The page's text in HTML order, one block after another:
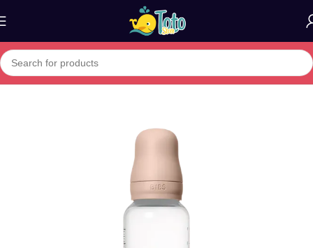
Home»Boutique»Baby BPA-Free PP Bottle Set 270ml Silicone –